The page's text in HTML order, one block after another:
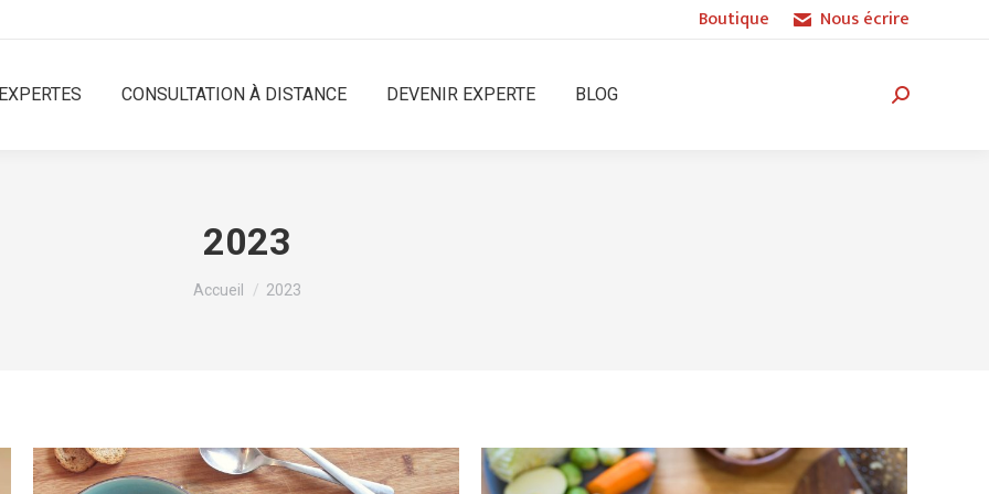
Boutique Nous écrire
CONSULTATION À DISTANCE DEVENIR EXPERTE BLOG
Recherche
2023
Vous êtes ici :
Accueil 2023